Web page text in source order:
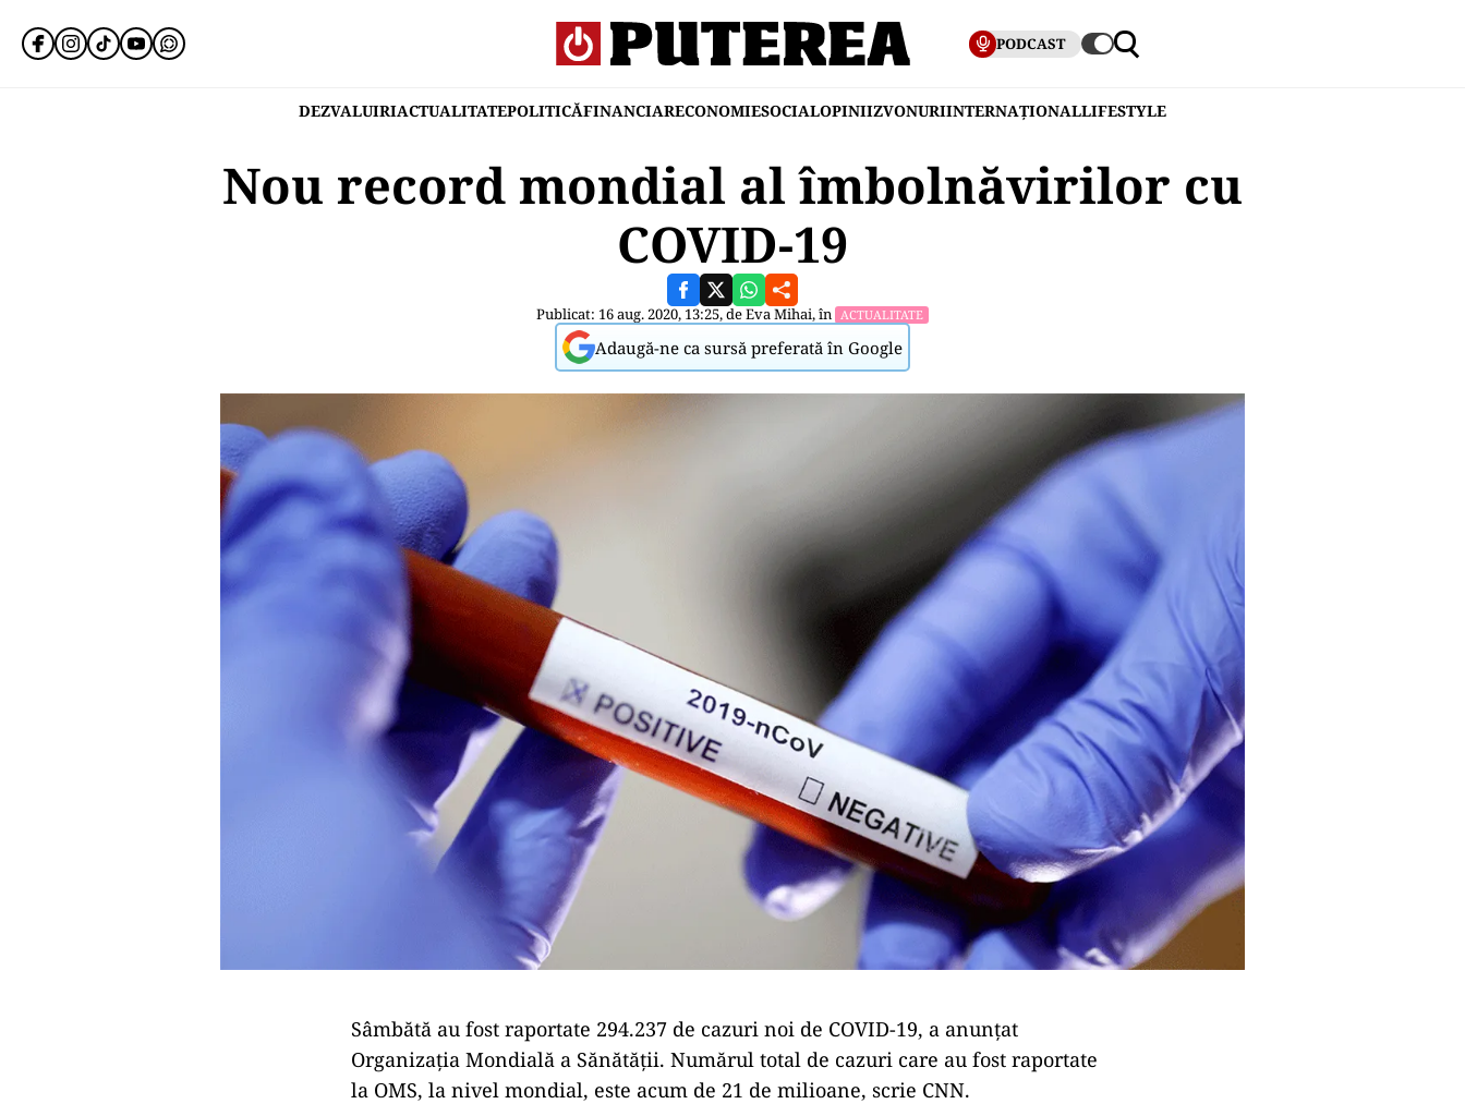
PODCAST
DEZVALUIRIACTUALITATEPOLITICĂFINANCIARECONOMIESOCIALOPINIIZVONURIINTERNAȚIONALLIFESTYLE
Nou record mondial al îmbolnăvirilor cu
COVID-19
Publicat: 16 aug. 2020, 13:25, deEva Mihai, în ACTUALITATE
Adaugă-ne ca sursă preferată în Google
Sâmbătă au fost raportate 294.237 de cazuri noi de COVID-19, a anunțat
Organizația Mondială a Sănătății. Numărul total de cazuri care au fost raportate
la OMS, la nivel mondial, este acum de 21 de milioane, scrie CNN.